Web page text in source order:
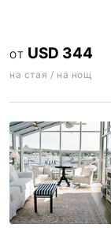
ОТ USD 344
на стая / на нощ